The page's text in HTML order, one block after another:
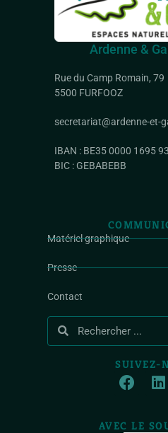
Ardenne &
Rue du Camp Romain, 79
5500 FURFOOZ
secretariat@ardenne-et-
IBAN : BE35 0000 1695
BIC : GEBABEBB
Matériel graphique
Presse
Contact
SUIVEZ-
AVEC LE